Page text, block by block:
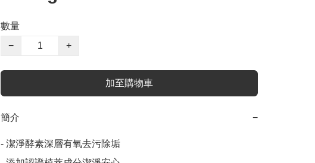
數量
−
+
加至購物車
簡介 −
- 潔淨酵素深層有氧去污除垢